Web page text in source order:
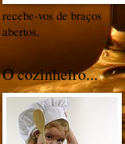
recebe-vos de braços
abertos.
O cozinheiro...